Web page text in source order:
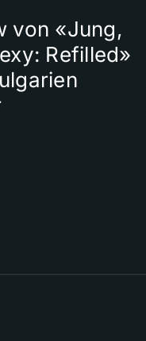
von «Jung,
Refilled»